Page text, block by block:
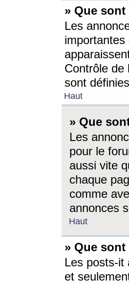
» Que
Les
Contrôle de
sont
Haut
» Que
Les
pour le
aussi vite
chaque
comme
annonces
Haut
» Que
Les posts-it
et